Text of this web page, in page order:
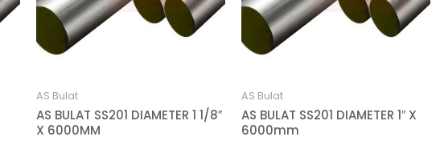
AS Bulat
AS BULAT SS201 DIAMETER 1 1/8″
X 6000MM
AS Bulat
AS BULAT SS201 DIAMETER 1″ X
6000mm